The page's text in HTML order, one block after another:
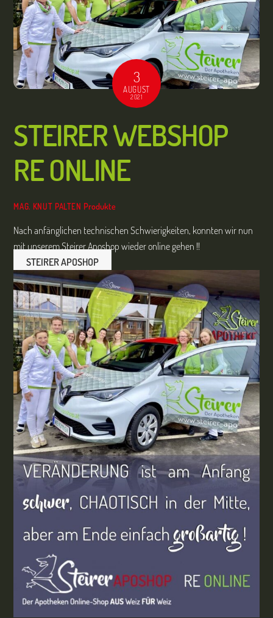
3
AUGUST
2021
STEIRER WEBSHOP
RE ONLINE
MAG. KNUT PALTEN Produkte
Nach anfänglichen technischen Schwierigkeiten, konnten wir nun
mit unserem Steirer Aposhop wieder online gehen !!
STEIRER APOSHOP